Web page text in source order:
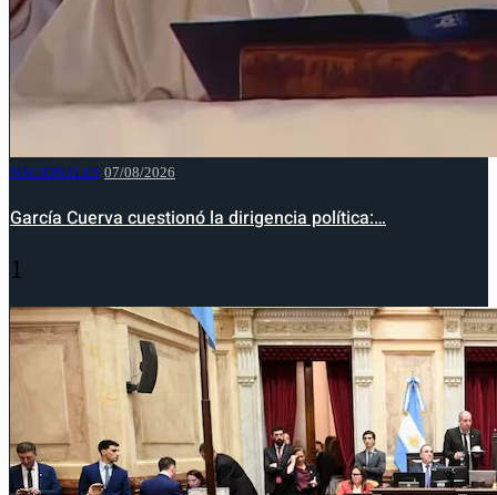
NACIONALES 07/08/2026
García Cuerva cuestionó la dirigencia política:…
1